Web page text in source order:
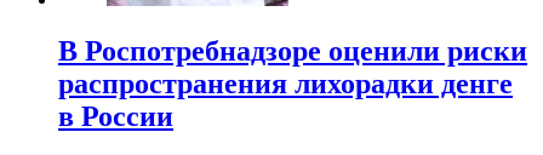
В Роспотребнадзоре оценили риски
распространения лихорадки денге
в России